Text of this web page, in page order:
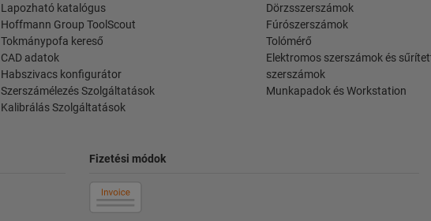
Lapozható katalógus
Hoffmann Group ToolScout
Tokmánypofa kereső
CAD adatok
Habszivacs konfigurátor
Szerszámélezés Szolgáltatások
Kalibrálás Szolgáltatások
Dörzsszerszámok
Fúrószerszámok
Tolómérő
Elektromos szerszámok és
szerszámok
Munkapadok és Workstation
Fizetési módok